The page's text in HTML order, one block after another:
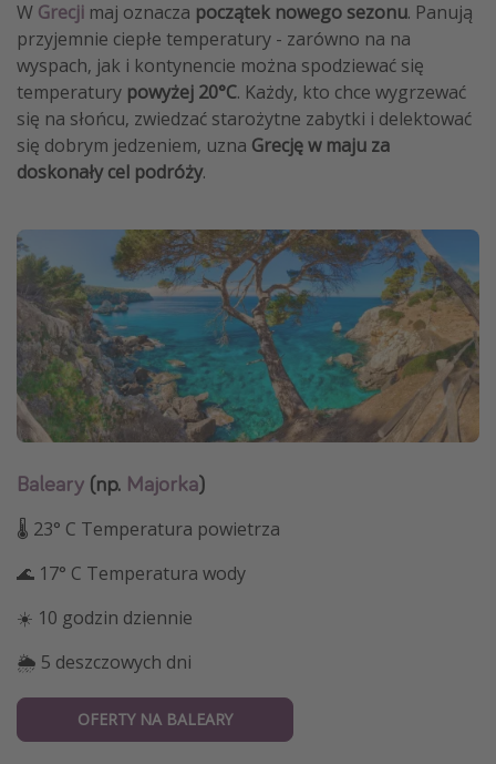
W Grecji maj oznacza początek nowego sezonu. Panują
przyjemnie ciepłe temperatury - zarówno na na
wyspach, jak i kontynencie można spodziewać się
temperatury powyżej 20°C. Każdy, kto chce wygrzewać
się na słońcu, zwiedzać starożytne zabytki i delektować
się dobrym jedzeniem, uzna Grecję w maju za
doskonały cel podróży.
Baleary (np. Majorka)
🌡 23° C Temperatura powietrza
🌊 17° C Temperatura wody
☀️ 10 godzin dziennie
🌦 5 deszczowych dni
OFERTY NA BALEARY